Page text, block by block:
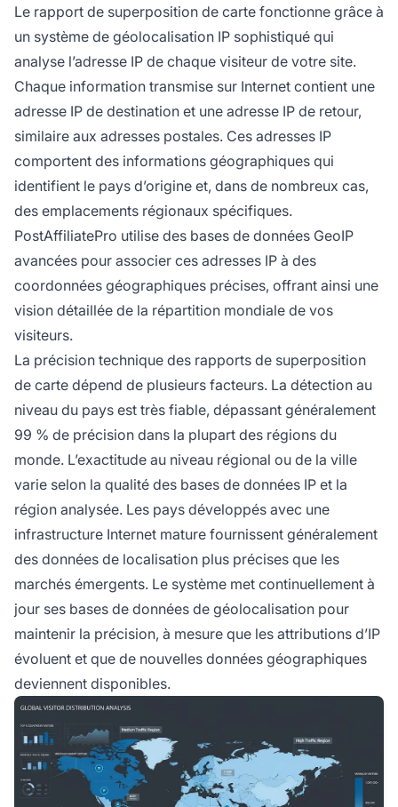
Le rapport de superposition de carte fonctionne grâce à
un système de géolocalisation IP sophistiqué qui
analyse l’adresse IP de chaque visiteur de votre site.
Chaque information transmise sur Internet contient une
adresse IP de destination et une adresse IP de retour,
similaire aux adresses postales. Ces adresses IP
comportent des informations géographiques qui
identifient le pays d’origine et, dans de nombreux cas,
des emplacements régionaux spécifiques.
PostAffiliatePro utilise des bases de données GeoIP
avancées pour associer ces adresses IP à des
coordonnées géographiques précises, offrant ainsi une
vision détaillée de la répartition mondiale de vos
visiteurs.
La précision technique des rapports de superposition
de carte dépend de plusieurs facteurs. La détection au
niveau du pays est très fiable, dépassant généralement
99 % de précision dans la plupart des régions du
monde. L’exactitude au niveau régional ou de la ville
varie selon la qualité des bases de données IP et la
région analysée. Les pays développés avec une
infrastructure Internet mature fournissent généralement
des données de localisation plus précises que les
marchés émergents. Le système met continuellement à
jour ses bases de données de géolocalisation pour
maintenir la précision, à mesure que les attributions d’IP
évoluent et que de nouvelles données géographiques
deviennent disponibles.